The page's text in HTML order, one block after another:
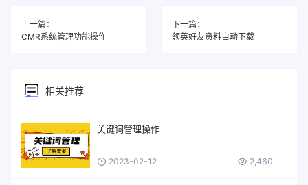
上一篇：
CMR系统管理功能操作
下一篇：
领英好友资料自动下载
相关推荐
关键词管理操作
2023-02-12 2,460